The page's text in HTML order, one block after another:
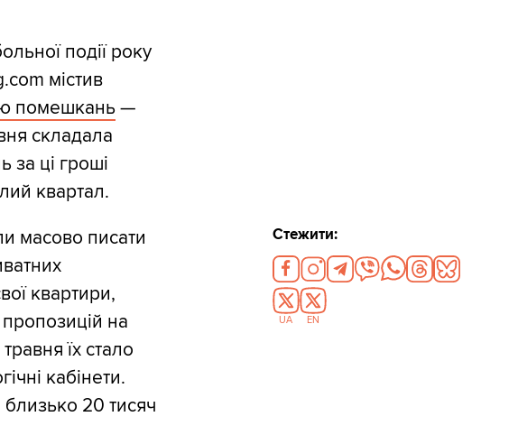
події року
містив
помешкань—
складала
за ці гроші
квартал.
масово писати
квартири,
пропозицій на
їх стало
кабінети.
20 тисяч
Стежити:
UA EN